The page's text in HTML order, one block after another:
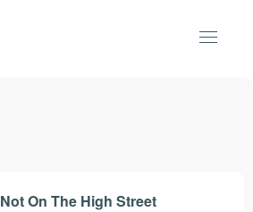
Not On The High Street